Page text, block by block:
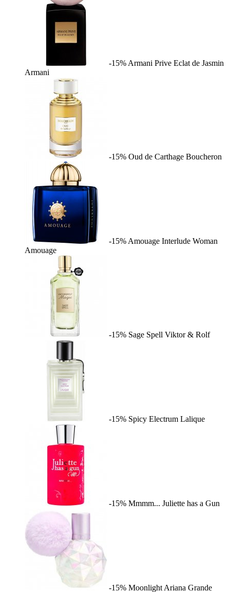
-15% Armani Prive Eclat de Jasmin
Armani
-15% Oud de Carthage Boucheron
-15% Amouage Interlude Woman
Amouage
-15% Sage Spell Viktor & Rolf
-15% Spicy Electrum Lalique
-15% Mmmm... Juliette has a Gun
-15% Moonlight Ariana Grande